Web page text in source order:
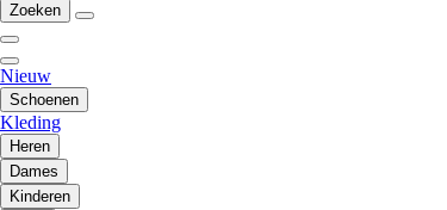
Zoeken
Nieuw
Schoenen
Kleding
Heren
Dames
Kinderen